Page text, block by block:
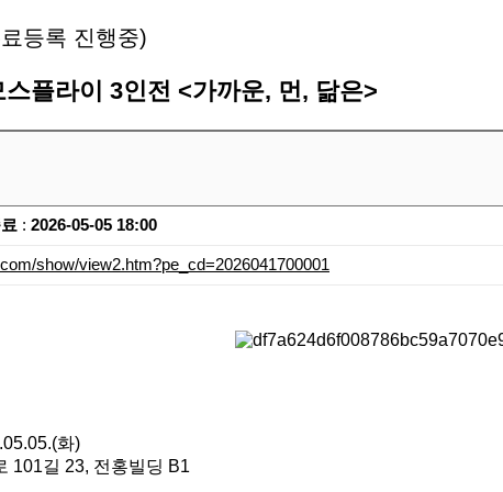
등록 진행중)
플라이 3인전 <가까운, 먼, 닮은>
: 2026-05-05 18:00
show/view2.htm?pe_cd=2026041700001
화)
101길 23, 전홍빌딩 B1